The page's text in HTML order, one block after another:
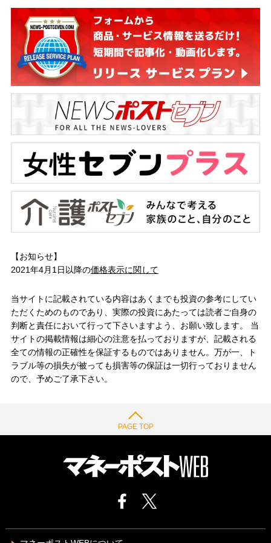
【お知らせ】
2021年4月1日以降の価格表示に関して
当サイトに記載されている内容はあくまでも投資の参考にしてい
ただくためのものであり、実際の投資にあたっては読者ご自身の
判断と責任において行って下さいますよう、お願い致します。 当
サイトの掲載情報は細心の注意を払っておりますが、記載される
全ての情報の正確性を保証するものではありません。万が一、ト
ラブル等の損失が被っても損害等の保証は一切行っておりません
ので、予めご了承下さい。
PAGE TOP